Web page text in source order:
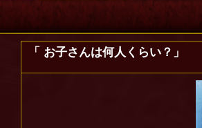
「 お子さんは何人くらい？」